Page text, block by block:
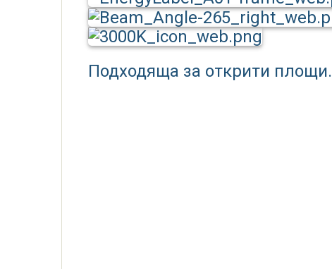
Подходяща за открити площи.